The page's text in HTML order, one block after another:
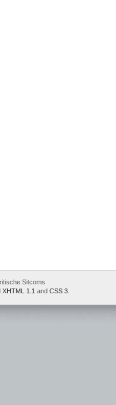
Sitcoms
XHTML 1.1 and CSS 3